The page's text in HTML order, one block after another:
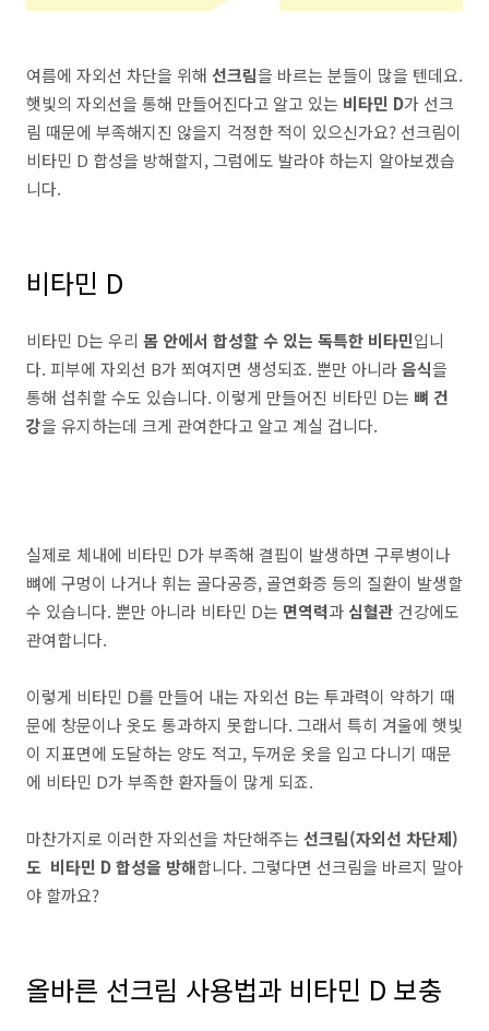
여름에 자외선 차단을 위해 선크림을 바르는 분들이 많을 텐데요.
햇빛의 자외선을 통해 만들어진다고 알고 있는 비타민 D가 선크
림 때문에 부족해지진 않을지 걱정한 적이 있으신가요? 선크림이
비타민 D 합성을 방해할지, 그럼에도 발라야 하는지 알아보겠습
니다.
비타민 D
비타민 D는 우리 몸 안에서 합성할 수 있는 독특한 비타민입니
다. 피부에 자외선 B가 쬐여지면 생성되죠. 뿐만 아니라음식을
통해 섭취할 수도 있습니다. 이렇게 만들어진 비타민 D는 뼈 건
강을 유지하는데 크게 관여한다고 알고 계실 겁니다.
실제로 체내에 비타민 D가 부족해 결핍이 발생하면 구루병이나
뼈에 구멍이 나거나 휘는 골다공증, 골연화증 등의 질환이 발생할
수 있습니다. 뿐만 아니라 비타민 D는 면역력과 심혈관 건강에도
관여합니다.
이렇게 비타민 D를 만들어 내는 자외선 B는 투과력이 약하기 때
문에 창문이나 옷도 통과하지 못합니다. 그래서 특히 겨울에 햇빛
이 지표면에 도달하는 양도 적고, 두꺼운 옷을 입고 다니기 때문
에 비타민 D가 부족한 환자들이 많게 되죠.
마찬가지로 이러한 자외선을 차단해주는 선크림(자외선 차단제)
도 비타민 D 합성을 방해합니다. 그렇다면 선크림을 바르지 말아
야 할까요?
올바른 선크림 사용법과 비타민 D 보충